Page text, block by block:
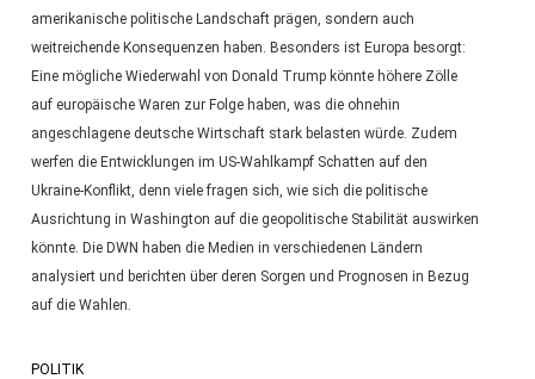
amerikanische politische Landschaft prägen, sondern auch
weitreichende Konsequenzen haben. Besonders ist Europa besorgt:
Eine mögliche Wiederwahl von Donald Trump könnte höhere Zölle
auf europäische Waren zur Folge haben, was die ohnehin
angeschlagene deutsche Wirtschaft stark belasten würde. Zudem
werfen die Entwicklungen im US-Wahlkampf Schatten auf den
Ukraine-Konflikt, denn viele fragen sich, wie sich die politische
Ausrichtung in Washington auf die geopolitische Stabilität auswirken
könnte. Die DWN haben die Medien in verschiedenen Ländern
analysiert und berichten über deren Sorgen und Prognosen in Bezug
auf die Wahlen.
POLITIK